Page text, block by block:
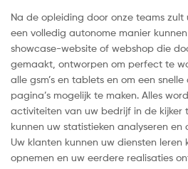
Na de opleiding door onze teams
een volledig autonome manier
showcase-website of webshop die
gemaakt, ontworpen om perfect te
alle gsm’s en tablets en om een
pagina’s mogelijk te maken. Alles
activiteiten van uw bedrijf in de kijker
kunnen uw statistieken analyseren en
Uw klanten kunnen uw diensten leren
opnemen en uw eerdere realisaties